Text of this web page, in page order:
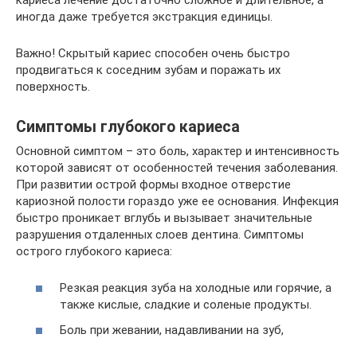
иногда даже требуется экстракция единицы.
Важно! Скрытый кариес способен очень быстро
продвигаться к соседним зубам и поражать их
поверхность.
Симптомы глубокого кариеса
Основной симптом – это боль, характер и интенсивность
которой зависят от особенностей течения заболевания.
При развитии острой формы входное отверстие
кариозной полости гораздо уже ее основания. Инфекция
быстро проникает вглубь и вызывает значительные
разрушения отдаленных слоев дентина. Симптомы
острого глубокого кариеса:
Резкая реакция зуба на холодные или горячие, а
также кислые, сладкие и соленые продукты.
Боль при жевании, надавливании на зуб,